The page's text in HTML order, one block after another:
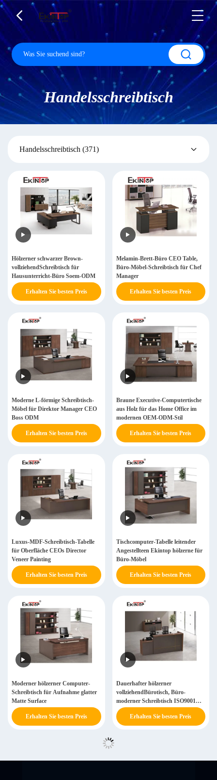
Handelsschreibtisch
Handelsschreibtisch (371)
Hölzerner schwarzer Brown-
vollziehendSchreibtisch für
Hausunterricht-Büro Soem-ODM
Erhalten Sie besten Preis
Melamin-Brett-Büro CEO Table,
Büro-Möbel-Schreibtisch für Chef
Manager
Erhalten Sie besten Preis
Moderne L-förmige Schreibtisch-
Möbel für Direktor Manager CEO
Boss ODM
Erhalten Sie besten Preis
Braune Executive-Computertische
aus Holz für das Home Office im
modernen OEM-ODM-Stil
Erhalten Sie besten Preis
Luxus-MDF-Schreibtisch-Tabelle
für Oberfläche CEOs Director
Veneer Painting
Erhalten Sie besten Preis
Tischcomputer-Tabelle leitender
Angestellteen Ekintop hölzerne für
Büro-Möbel
Erhalten Sie besten Preis
Moderner hölzerner Computer-
Schreibtisch für Aufnahme glatter
Matte Surface
Erhalten Sie besten Preis
Dauerhafter hölzerner
vollziehendBürotisch, Büro-
moderner Schreibtisch ISO9001
ISO14001 bestätigte
Erhalten Sie besten Preis